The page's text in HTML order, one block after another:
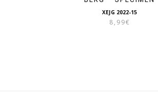
XEJG 2022-15
8,99€